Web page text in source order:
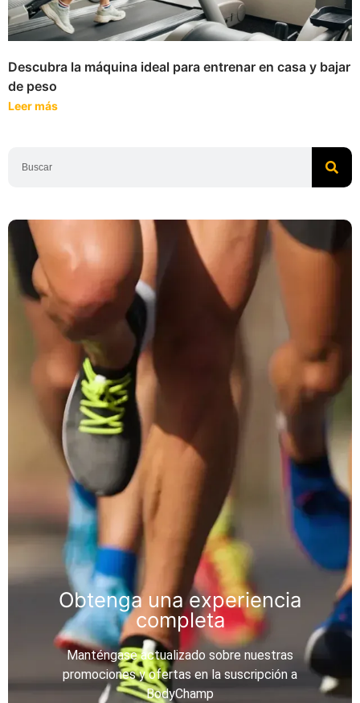
Descubra la máquina ideal para entrenar en casa y bajar
de peso
Leer más
Obtenga una experiencia
completa
Manténgase actualizado sobre nuestras
promociones y ofertas en la suscripción a
BodyChamp